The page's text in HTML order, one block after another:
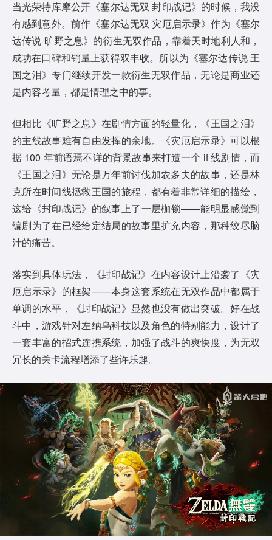
当光荣特库摩公开《塞尔达无双 封印战记》的时候，我没
有感到意外。前作《塞尔达无双 灾厄启示录》作为《塞尔
达传说 旷野之息》的衍生无双作品，靠着天时地利人和，
成功在口碑和销量上获得双丰收。所以为《塞尔达传说 王
国之泪》专门继续开发一款衍生无双作品，无论是商业还
是内容考量，都是情理之中的事。
但相比《旷野之息》在剧情方面的轻量化，《王国之泪》
的主线故事难有自由发挥的余地。《灾厄启示录》可以根
据 100 年前语焉不详的背景故事来打造一个 if 线剧情，而
《王国之泪》无论是万年前讨伐加农多夫的故事，还是林
克所在时间线拯救王国的旅程，都有着非常详细的描绘，
这给《封印战记》的叙事上了一层枷锁——能明显感觉到
编剧为了在已经给定结局的故事里扩充内容，那种绞尽脑
汁的痛苦。
落实到具体玩法，《封印战记》在内容设计上沿袭了《灾
厄启示录》的框架——本身这套系统在无双作品中都属于
单调的水平，《封印战记》显然也没有做出突破。好在战
斗中，游戏针对左纳乌科技以及角色的特别能力，设计了
一套丰富的招式连携系统，加强了战斗的爽快度，为无双
冗长的关卡流程增添了些许乐趣。